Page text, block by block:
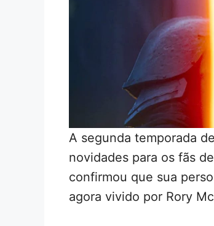
A segunda temporada de
novidades para os fãs de
confirmou que sua
agora vivido por Rory